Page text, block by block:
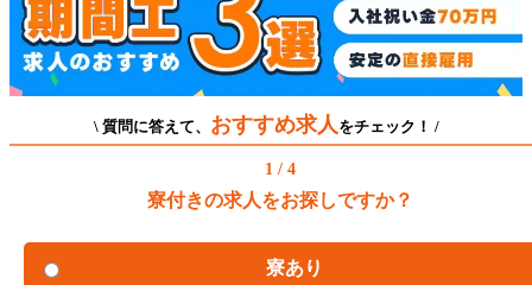
\ 質問に答えて、 おすすめ求人 をチェック！ /
1 / 4
寮付きの求人をお探しですか？
寮あり